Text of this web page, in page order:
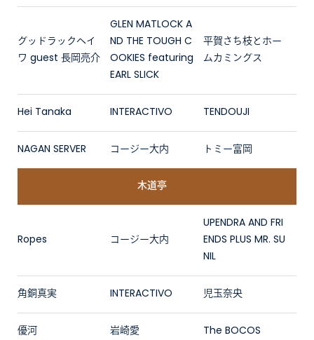
グッドラックヘイ
ワ guest 長岡亮介
GLEN MATLOCK A
ND THE TOUGH C
OOKIES featuring
EARL SLICK
平賀さち枝とホー
ムカミングス
Hei Tanaka INTERACTIVO TENDOUJI
NAGAN SERVER コージー大内 トミー富岡
木道亭
Ropes コージー大内
UPENDRA AND FRI
ENDS PLUS MR. SU
NIL
角銅真実 INTERACTIVO 児玉奈央
優河 岩崎愛 The BOCOS